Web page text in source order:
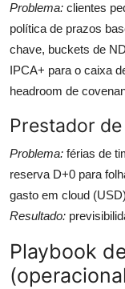
Problema: clientes
política de prazos
chave, buckets de
IPCA+ para o caixa
headroom de
Prestador
Problema: férias de
reserva D+0 para
gasto em cloud
Resultado:
Playbook